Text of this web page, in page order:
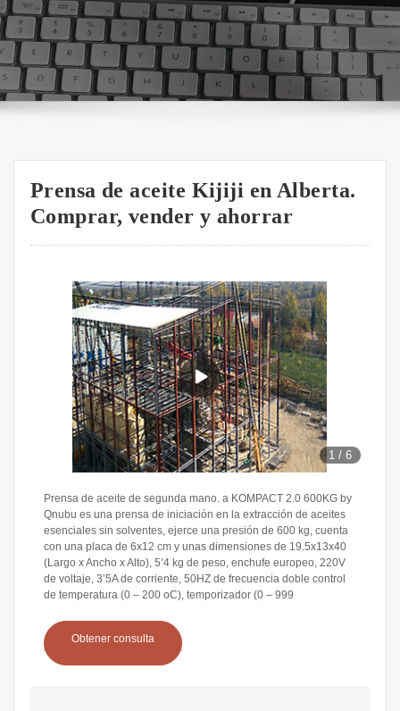
Prensa de aceite Kijiji en Alberta.
Comprar, vender y ahorrar
1 /6
Prensa de aceite de segunda mano. a KOMPACT 2.0 600KG by
Qnubu es una prensa de iniciación en la extracción de aceites
esenciales sin solventes, ejerce una presión de 600 kg, cuenta
con una placa de 6x12 cm y unas dimensiones de 19.5x13x40
(Largo x Ancho x Alto), 5’4 kg de peso, enchufe europeo, 220V
de voltaje, 3’5A de corriente, 50HZ de frecuencia doble control
de temperatura (0 – 200 oC), temporizador (0 – 999
Obtener consulta